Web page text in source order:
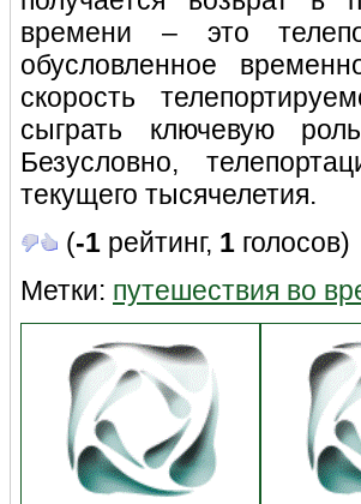
времени – это
обусловленное
скорость
сыграть ключевую
Безусловно,
текущего тысячелетия.
(-1 рейтинг, 1 голосов)
Метки: путешествия во